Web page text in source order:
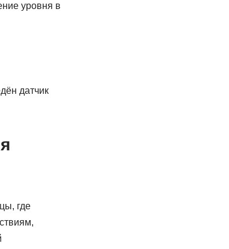
уровня в
датчик
где